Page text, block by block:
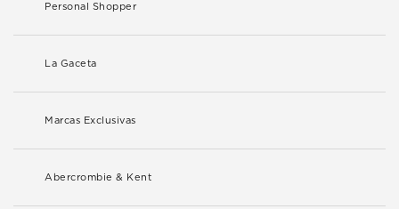
Personal Shopper
La Gaceta
Marcas Exclusivas
Abercrombie & Kent